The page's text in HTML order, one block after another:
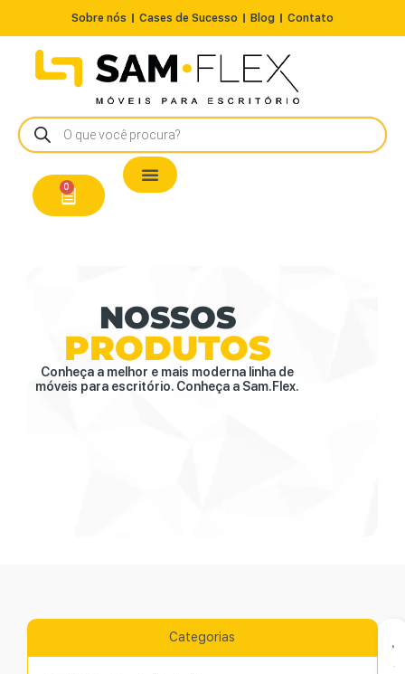
Sobre nós Cases de Sucesso Blog Contato
0
NOSSOS
PRODUTOS
Conheça a melhor e mais moderna linha de
móveis para escritório. Conheça a Sam.Flex.
Categorias